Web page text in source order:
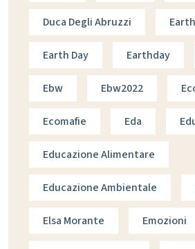
Duca Degli Abruzzi Earth
Earth Day Earthday
Ebw Ebw2022
Ecomafie Eda
Educazione Alimentare
Educazione Ambientale
Elsa Morante Emozioni